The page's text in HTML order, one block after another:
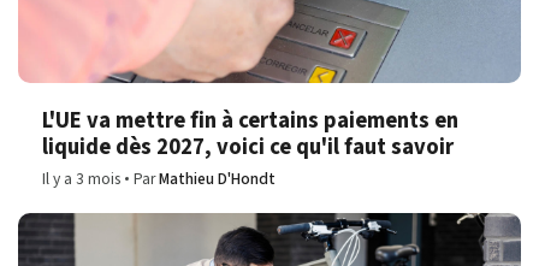
L'UE va mettre fin à certains paiements en
liquide dès 2027, voici ce qu'il faut savoir
Il y a 3 mois ParMathieu D'Hondt